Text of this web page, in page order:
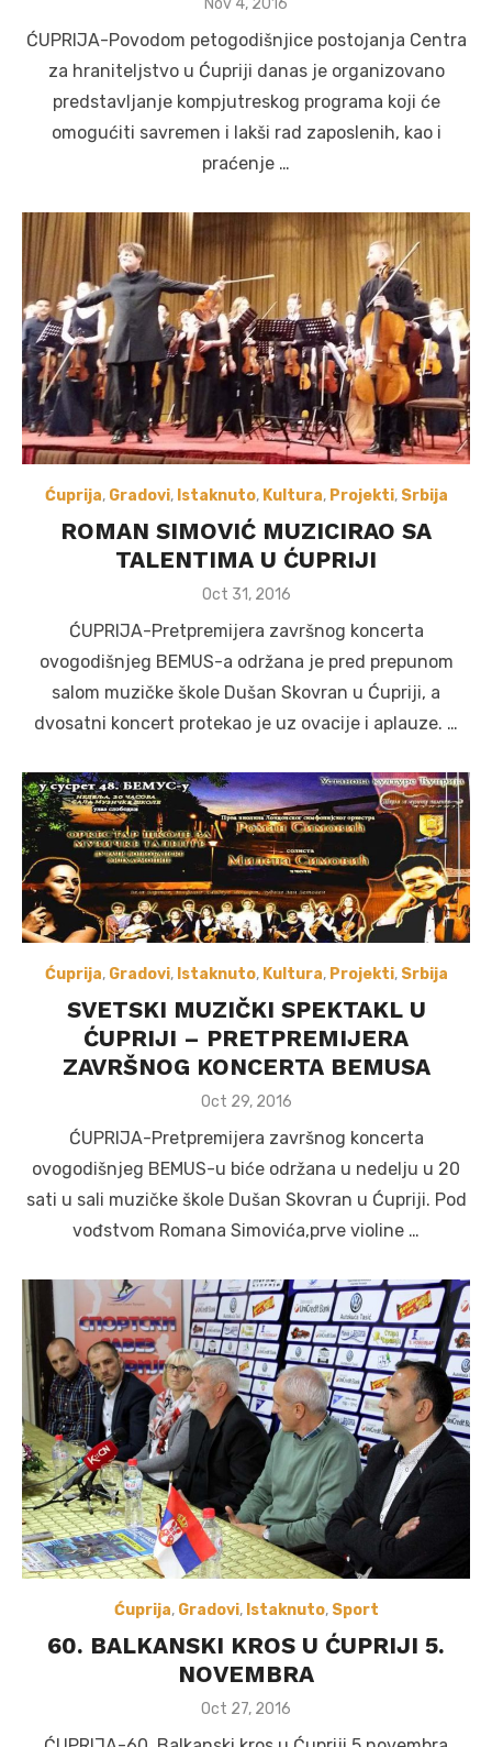
Nov 4, 2016
ĆUPRIJA-Povodom petogodišnjice postojanja Centra
za hraniteljstvo u Ćupriji danas je organizovano
predstavljanje kompjutreskog programa koji će
omogućiti savremen i lakši rad zaposlenih, kao i
praćenje …
Ćuprija, Gradovi, Istaknuto, Kultura, Projekti, Srbija
ROMAN SIMOVIĆ MUZICIRAO SA
TALENTIMA U ĆUPRIJI
Posted
Oct 31, 2016
ĆUPRIJA-Pretpremijera završnog koncerta
ovogodišnjeg BEMUS-a održana je pred prepunom
salom muzičke škole Dušan Skovran u Ćupriji, a
dvosatni koncert protekao je uz ovacije i aplauze. …
Ćuprija, Gradovi, Istaknuto, Kultura, Projekti, Srbija
SVETSKI MUZIČKI SPEKTAKL U
ĆUPRIJI – PRETPREMIJERA
ZAVRŠNOG KONCERTA BEMUSA
Posted
Oct 29, 2016
ĆUPRIJA-Pretpremijera završnog koncerta
ovogodišnjeg BEMUS-u biće održana u nedelju u 20
sati u sali muzičke škole Dušan Skovran u Ćupriji. Pod
vođstvom Romana Simovića,prve violine …
Ćuprija, Gradovi, Istaknuto, Sport
60. BALKANSKI KROS U ĆUPRIJI 5.
NOVEMBRA
Posted
Oct 27, 2016